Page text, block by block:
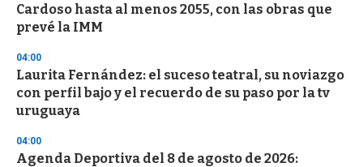
Cardoso hasta al menos 2055, con las obras que
prevé la IMM
04:00
Laurita Fernández: el suceso teatral, su noviazgo
con perfil bajo y el recuerdo de su paso por la tv
uruguaya
04:00
Agenda Deportiva del 8 de agosto de 2026: